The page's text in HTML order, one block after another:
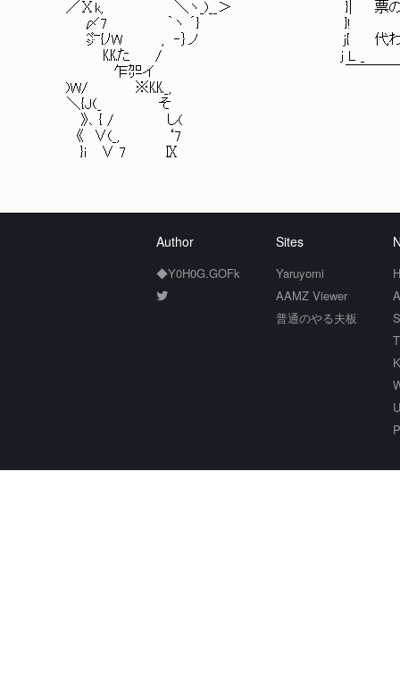
／Ⅹk, ＼ヽ_)__＞ }| 票の売買成立後
〆7 ｀
㌻{ﾉW , ‐｝ノ j{ 代わりに魘夢さ
㏍た / j
乍㌍イ ￣￣￣￣ ' ' ' ' 冖冖￢―--
)W/ ※
＼{J(_ そ
》､ { / し(
《 ∨(_, ‘7
}i ∨ 7 Ⅸ
Author
◆Y0H0G.GOFk
Sites
Yaruyomi
AAMZ Viewer
普通のやる夫板